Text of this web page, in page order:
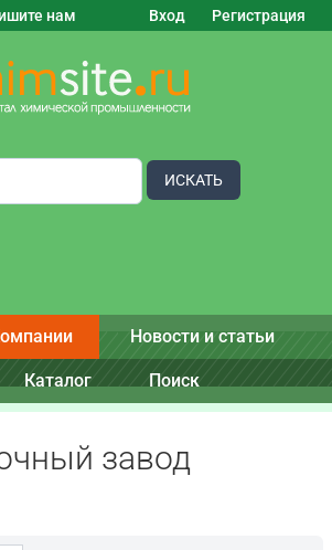
нам Вход Регистрация
ИСКАТЬ
Новости и статьи
Каталог Поиск
завод